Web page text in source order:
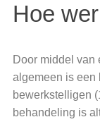
Hoe
Door middel van
algemeen is een
bewerkstelligen
behandeling is